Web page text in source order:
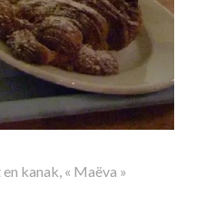
kanak, « Maëva »